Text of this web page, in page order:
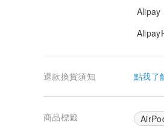
Alipay
退款換貨須知 點我了
商品標籤